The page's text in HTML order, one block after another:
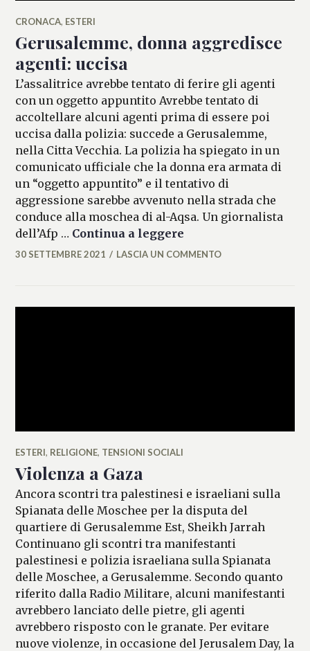
CRONACA, ESTERI
Gerusalemme, donna aggredisce
agenti: uccisa
L’assalitrice avrebbe tentato di ferire gli agenti
con un oggetto appuntito Avrebbe tentato di
accoltellare alcuni agenti prima di essere poi
uccisa dalla polizia: succede a Gerusalemme,
nella Citta Vecchia. La polizia ha spiegato in un
comunicato ufficiale che la donna era armata di
un “oggetto appuntito” e il tentativo di
aggressione sarebbe avvenuto nella strada che
conduce alla moschea di al-Aqsa. Un giornalista
dell’Afp … Continua a leggere
ALESSIA
30 SETTEMBRE 2021 LASCIA UN COMMENTO
ESTERI, RELIGIONE, TENSIONI SOCIALI
Violenza a Gaza
Ancora scontri tra palestinesi e israeliani sulla
Spianata delle Moschee per la disputa del
quartiere di Gerusalemme Est, Sheikh Jarrah
Continuano gli scontri tra manifestanti
palestinesi e polizia israeliana sulla Spianata
delle Moschee, a Gerusalemme. Secondo quanto
riferito dalla Radio Militare, alcuni manifestanti
avrebbero lanciato delle pietre, gli agenti
avrebbero risposto con le granate. Per evitare
nuove violenze, in occasione del Jerusalem Day, la